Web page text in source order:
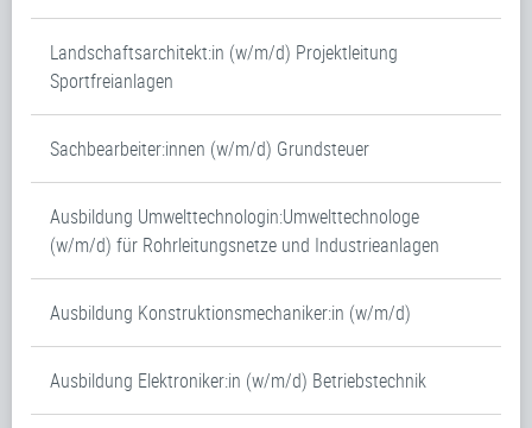
Landschaftsarchitekt:in (w/m/d) Projektleitung
Sportfreianlagen
Sachbearbeiter:innen (w/m/d) Grundsteuer
Ausbildung Umwelttechnologin:Umwelttechnologe
(w/m/d) für Rohrleitungsnetze und Industrieanlagen
Ausbildung Konstruktionsmechaniker:in (w/m/d)
Ausbildung Elektroniker:in (w/m/d) Betriebstechnik